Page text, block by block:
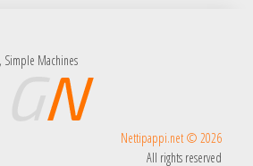
, Simple Machines
Nettipappi.net © 2026
All rights reserved